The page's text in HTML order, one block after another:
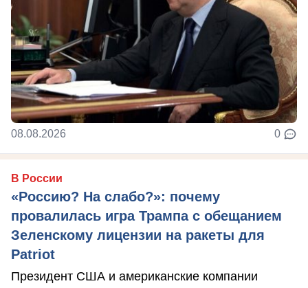
08.08.2026 0
В России
«Россию? На слабо?»: почему
провалилась игра Трампа с обещанием
Зеленскому лицензии на ракеты для
Patriot
Президент США и американские компании